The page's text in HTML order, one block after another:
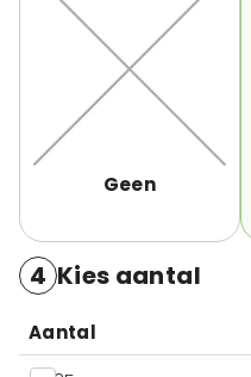
Geen
4 Kies aantal
Aantal